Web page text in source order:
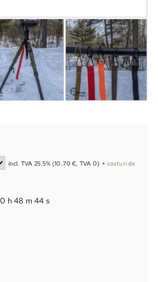
incl. TVA 25.5% (10.70 €, TVA 0) + costuri de
h 48 m 44 s